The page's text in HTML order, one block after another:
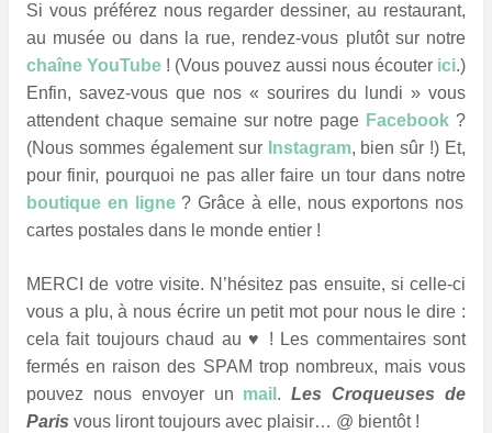
Si vous préférez nous regarder dessiner, au restaurant,
au musée ou dans la rue, rendez-vous plutôt sur notre
chaîne YouTube ! (Vous pouvez aussi nous écouter ici.)
Enfin, savez-vous que nos « sourires du lundi » vous
attendent chaque semaine sur notre page Facebook ?
(Nous sommes également sur Instagram, bien sûr !) Et,
pour finir, pourquoi ne pas aller faire un tour dans notre
boutique en ligne? Grâce à elle, nous exportons nos
cartes postales dans le monde entier !
MERCI de votre visite. N’hésitez pas ensuite, si celle-ci
vous a plu, à nous écrire un petit mot pour nous le dire :
cela fait toujours chaud au ♥ ! Les commentaires sont
fermés en raison des SPAM trop nombreux, mais vous
pouvez nous envoyer un mail .Les Croqueuses de
Paris vous liront toujours avec plaisir… @ bientôt !